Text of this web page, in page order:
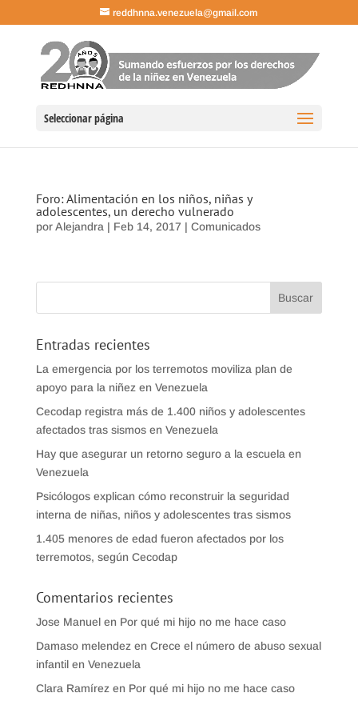
reddhnna.venezuela@gmail.com
Seleccionar página
Foro: Alimentación en los niños, niñas y
adolescentes, un derecho vulnerado
porAlejandra | Feb 14, 2017 | Comunicados
Entradas recientes
La emergencia por los terremotos moviliza plan de
apoyo para la niñez en Venezuela
Cecodap registra más de 1.400 niños y adolescentes
afectados tras sismos en Venezuela
Hay que asegurar un retorno seguro a la escuela en
Venezuela
Psicólogos explican cómo reconstruir la seguridad
interna de niñas, niños y adolescentes tras sismos
1.405 menores de edad fueron afectados por los
terremotos, según Cecodap
Comentarios recientes
Jose Manuelen Por qué mi hijo no me hace caso
Damaso melendez en Crece el número de abuso sexual
infantil en Venezuela
Clara Ramírez en Por qué mi hijo no me hace caso